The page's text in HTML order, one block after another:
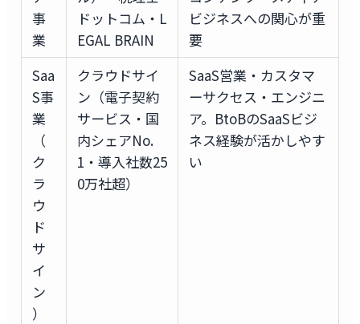
事
業
ドットコム・L
EGAL BRAIN
ビジネスへの関心が重
要
Saa
S事
業
（
ク
ラ
ウ
ド
サ
イ
ン
）
クラウドサイ
ン（電子契約
サービス・国
内シェアNo.
1・導入社数25
0万社超）
SaaS営業・カスタマ
ーサクセス・エンジニ
ア。BtoBのSaaSビジ
ネス経験が活かしやす
い